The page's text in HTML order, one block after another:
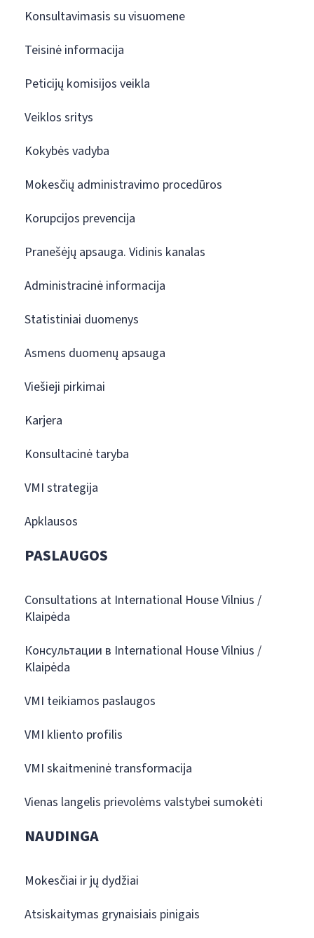
Konsultavimasis su visuomene
Teisinė informacija
Peticijų komisijos veikla
Veiklos sritys
Kokybės vadyba
Mokesčių administravimo procedūros
Korupcijos prevencija
Pranešėjų apsauga. Vidinis kanalas
Administracinė informacija
Statistiniai duomenys
Asmens duomenų apsauga
Viešieji pirkimai
Karjera
Konsultacinė taryba
VMI strategija
Apklausos
PASLAUGOS
Consultations at International House Vilnius /
Klaipėda
Консультации в International House Vilnius /
Klaipėda
VMI teikiamos paslaugos
VMI kliento profilis
VMI skaitmeninė transformacija
Vienas langelis prievolėms valstybei sumokėti
NAUDINGA
Mokesčiai ir jų dydžiai
Atsiskaitymas grynaisiais pinigais